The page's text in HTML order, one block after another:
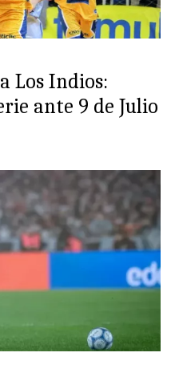
Los Indios:
ante 9 de Julio